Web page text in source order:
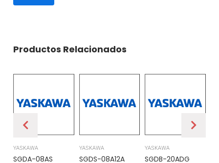
Productos Relacionados
YASKAWA
SGDA-08AS
YASKAWA
SGDS-08A12A
YASKAWA
SGDB-20ADG